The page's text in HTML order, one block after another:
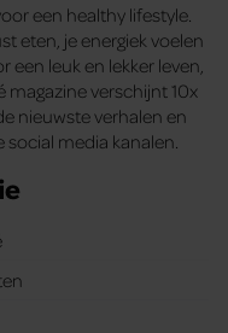
een healthy lifestyle.
eten, je energiek voelen
een leuk en lekker leven,
magazine verschijnt 10x
nieuwste verhalen en
media kanalen.